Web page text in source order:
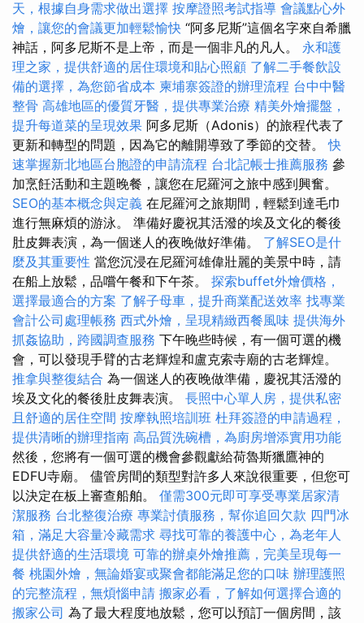
天，根據自身需求做出選擇 按摩證照考試指導 會議點心外
燴，讓您的會議更加輕鬆愉快 “阿多尼斯”這個名字來自希臘
神話，阿多尼斯不是上帝，而是一個非凡的凡人。 永和護
理之家，提供舒適的居住環境和貼心照顧 了解二手餐飲設
備的選擇，為您節省成本 柬埔寨簽證的辦理流程 台中中醫
整骨 高雄地區的優質牙醫，提供專業治療 精美外燴擺盤，
提升每道菜的呈現效果 阿多尼斯（Adonis）的旅程代表了
更新和轉型的問題，因為它的離開導致了季節的交替。快
速掌握新北地區台胞證的申請流程 台北記帳士推薦服務 參
加烹飪活動和主題晚餐，讓您在尼羅河之旅中感到興奮。
SEO的基本概念與定義 在尼羅河之旅期間，輕鬆到達毛巾
進行無麻煩的游泳。 準備好慶祝其活潑的埃及文化的餐後
肚皮舞表演，為一個迷人的夜晚做好準備。 了解SEO是什
麼及其重要性 當您沉浸在尼羅河雄偉壯麗的美景中時，請
在船上放鬆，品嚐午餐和下午茶。 探索buffet外燴價格，
選擇最適合的方案 了解子母車，提升商業配送效率 找專業
會計公司處理帳務 西式外燴，呈現精緻西餐風味 提供海外
抓姦協助，跨國調查服務 下午晚些時候，有一個可選的機
會，可以發現手臂的古老輝煌和盧克索寺廟的古老輝煌。
推拿與整復結合 為一個迷人的夜晚做準備，慶祝其活潑的
埃及文化的餐後肚皮舞表演。 長照中心單人房，提供私密
且舒適的居住空間 按摩執照培訓班 杜拜簽證的申請過程，
提供清晰的辦理指南 高品質洗碗槽，為廚房增添實用功能
然後，您將有一個可選的機會參觀獻給荷魯斯獵鷹神的
EDFU寺廟。 儘管房間的類型對許多人來說很重要，但您可
以決定在板上審查船舶。 僅需300元即可享受專業居家清
潔服務 台北整復治療 專業討債服務，幫你追回欠款 四門冰
箱，滿足大容量冷藏需求 尋找可靠的養護中心，為老年人
提供舒適的生活環境 可靠的辦桌外燴推薦，完美呈現每一
餐 桃園外燴，無論婚宴或聚會都能滿足您的口味 辦理護照
的完整流程，無煩惱申請 搬家必看，了解如何選擇合適的
搬家公司 為了最大程度地放鬆，您可以預訂一個房間，該